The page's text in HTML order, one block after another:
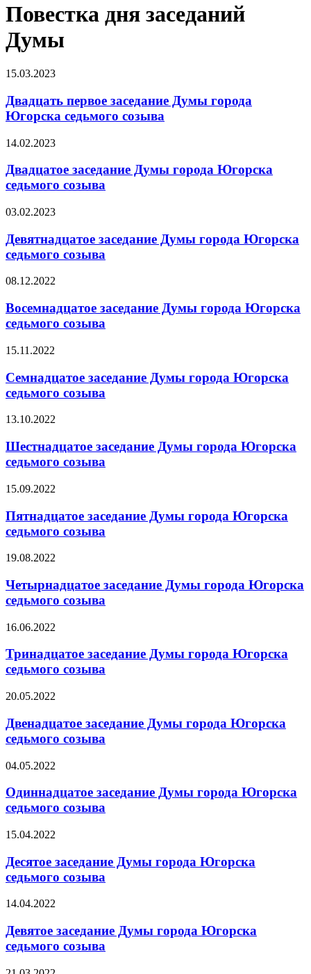
Повестка дня заседаний
Думы
15.03.2023
Двадцать первое заседание Думы города
Югорска седьмого созыва
14.02.2023
Двадцатое заседание Думы города Югорска
седьмого созыва
03.02.2023
Девятнадцатое заседание Думы города Югорска
седьмого созыва
08.12.2022
Восемнадцатое заседание Думы города Югорска
седьмого созыва
15.11.2022
Семнадцатое заседание Думы города Югорска
седьмого созыва
13.10.2022
Шестнадцатое заседание Думы города Югорска
седьмого созыва
15.09.2022
Пятнадцатое заседание Думы города Югорска
седьмого созыва
19.08.2022
Четырнадцатое заседание Думы города Югорска
седьмого созыва
16.06.2022
Тринадцатое заседание Думы города Югорска
седьмого созыва
20.05.2022
Двенадцатое заседание Думы города Югорска
седьмого созыва
04.05.2022
Одиннадцатое заседание Думы города Югорска
седьмого созыва
15.04.2022
Десятое заседание Думы города Югорска
седьмого созыва
14.04.2022
Девятое заседание Думы города Югорска
седьмого созыва